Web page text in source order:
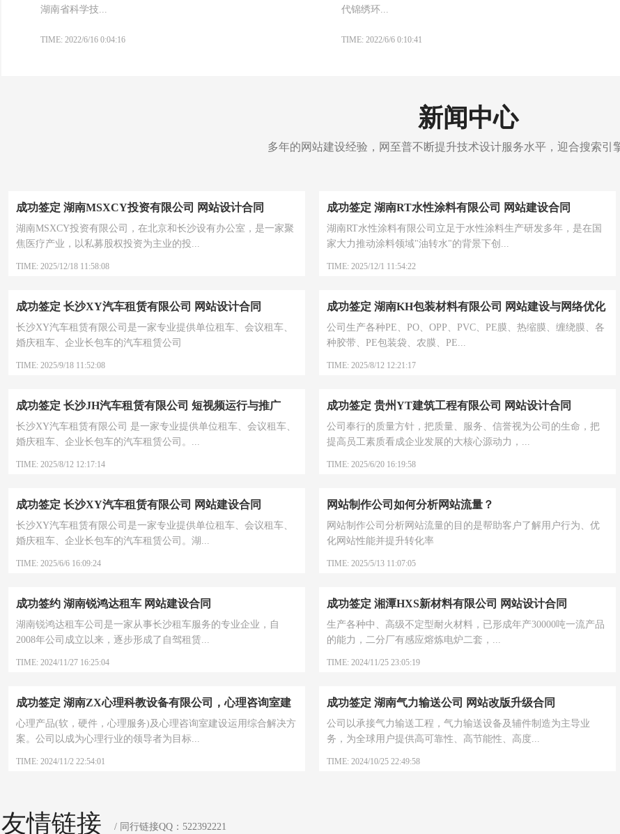
湖南省科学技...
TIME: 2022/6/16 0:04:16
代锦绣环...
TIME: 2022/6/6 0:10:41
新闻中心
多年的网站建设经验，网至普不断提升技术设计服务水平，迎合搜索引
成功签定 湖南MSXCY投资有限公司 网站设计合同
湖南MSXCY投资有限公司，在北京和长沙设有办公室，是一家聚
焦医疗产业，以私募股权投资为主业的投...
TIME: 2025/12/18 11:58:08
成功签定 湖南RT水性涂料有限公司 网站建设合同
湖南RT水性涂料有限公司立足于水性涂料生产研发多年，是在国
家大力推动涂料领域"油转水"的背景下创...
TIME: 2025/12/1 11:54:22
成功签定 长沙XY汽车租赁有限公司 网站设计合同
长沙XY汽车租赁有限公司是一家专业提供单位租车、会议租车、
婚庆租车、企业长包车的汽车租赁公司
TIME: 2025/9/18 11:52:08
成功签定 湖南KH包装材料有限公司 网站建设与网络优化
推广合同
公司生产各种PE、PO、OPP、PVC、PE膜、热缩膜、缠绕膜、各
种胶带、PE包装袋、农膜、PE...
TIME: 2025/8/12 12:21:17
成功签定 长沙JH汽车租赁有限公司 短视频运行与推广
长沙XY汽车租赁有限公司 是一家专业提供单位租车、会议租车、
婚庆租车、企业长包车的汽车租赁公司。...
TIME: 2025/8/12 12:17:14
成功签定 贵州YT建筑工程有限公司 网站设计合同
公司奉行的质量方针，把质量、服务、信誉视为公司的生命，把
提高员工素质看成企业发展的大核心源动力，...
TIME: 2025/6/20 16:19:58
成功签定 长沙XY汽车租赁有限公司 网站建设合同
长沙XY汽车租赁有限公司是一家专业提供单位租车、会议租车、
婚庆租车、企业长包车的汽车租赁公司。湖...
TIME: 2025/6/6 16:09:24
网站制作公司如何分析网站流量？
网站制作公司分析网站流量的目的是帮助客户了解用户行为、优
化网站性能并提升转化率
TIME: 2025/5/13 11:07:05
成功签约 湖南锐鸿达租车 网站建设合同
湖南锐鸿达租车公司是一家从事长沙租车服务的专业企业，自
2008年公司成立以来，逐步形成了自驾租赁...
TIME: 2024/11/27 16:25:04
成功签定 湘潭HXS新材料有限公司 网站设计合同
生产各种中、高级不定型耐火材料，已形成年产30000吨一流产品
的能力，二分厂有感应熔炼电炉二套，...
TIME: 2024/11/25 23:05:19
成功签定 湖南ZX心理科教设备有限公司，心理咨询室建
设公司 网站改版升级合同
心理产品(软，硬件，心理服务)及心理咨询室建设运用综合解决方
案。公司以成为心理行业的领导者为目标...
TIME: 2024/11/2 22:54:01
成功签定 湖南气力输送公司 网站改版升级合同
公司以承接气力输送工程，气力输送设备及辅件制造为主导业
务，为全球用户提供高可靠性、高节能性、高度...
TIME: 2024/10/25 22:49:58
友情链接 / 同行链接QQ：522392221